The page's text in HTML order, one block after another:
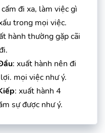
cấm đi xa, làm việc gì
trong mọi việc.
hành thường gặp cãi
: xuất hành nên đi
mọi việc như ý.
: xuất hành 4
sự được như ý.